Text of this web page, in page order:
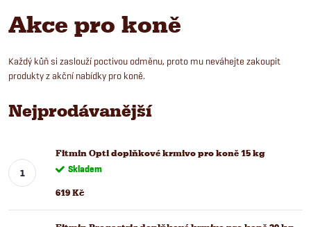
Akce pro koně
Každý kůň si zaslouží poctivou odměnu, proto mu neváhejte zakoupit
produkty z akční nabídky pro koně.
Nejprodávanější
Fitmin Opti doplňkové krmivo pro koně 15 kg
Skladem
619 Kč